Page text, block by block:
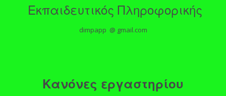
Εκπαιδευτικός Πληροφορικής
dimpapp @ gmail.com
Κανόνες εργαστηρίου